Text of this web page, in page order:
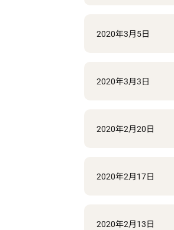
2020年3月5日
2020年3月3日
2020年2月20日
2020年2月17日
2020年2月13日